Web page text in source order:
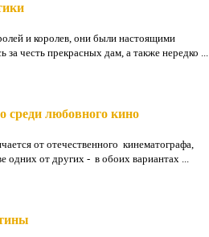
и королев, они были настоящими
за честь прекрасных дам, а также нередко ...
среди любовного кино
от отечественного кинематографа,
одних от других - в обоих вариантах ...